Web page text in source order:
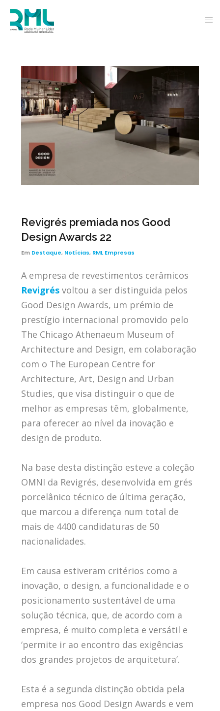
Revigrés premiada nos Good
Design Awards 22
Em Destaque, Notícias, RML Empresas
A empresa de revestimentos cerâmicos
Revigrésvoltou a ser distinguida pelos
Good Design Awards, um prémio de
prestígio internacional promovido pelo
The Chicago Athenaeum Museum of
Architecture and Design, em colaboração
com o The European Centre for
Architecture, Art, Design and Urban
Studies, que visa distinguir o que de
melhor as empresas têm, globalmente,
para oferecer ao nível da inovação e
design de produto.
Na base desta distinção esteve a coleção
OMNI da Revigrés, desenvolvida em grés
porcelânico técnico de última geração,
que marcou a diferença num total de
mais de 4400 candidaturas de 50
nacionalidades.
Em causa estiveram critérios como a
inovação, o design, a funcionalidade e o
posicionamento sustentável de uma
solução técnica, que, de acordo com a
empresa, é muito completa e versátil e
‘permite ir ao encontro das exigências
dos grandes projetos de arquitetura’.
Esta é a segunda distinção obtida pela
empresa nos Good Design Awards e vem